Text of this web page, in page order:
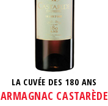
LA CUVÉE DES 180 ANS
ARMAGNAC CASTARÈDE